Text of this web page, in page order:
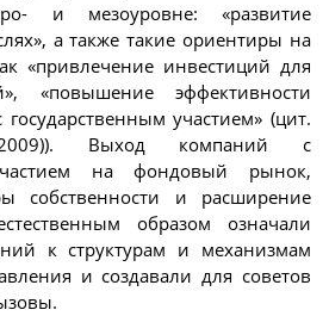
и мезоуровне: «развитие
а также такие ориентиры на
«привлечение инвестиций для
«повышение эффективности
участием» (цит.
Выход компаний с
на фондовый рынок,
собственности и расширение
образом означали
к структурам и механизмам
и создавали для советов